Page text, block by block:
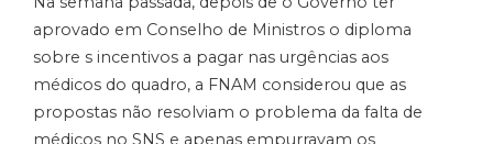
aprovado em Conselho de Ministros o diploma
sobre s incentivos a pagar nas urgências aos
médicos do quadro, a FNAM considerou que as
propostas não resolviam o problema da falta de
médicos no SNS e apenas empurravam os